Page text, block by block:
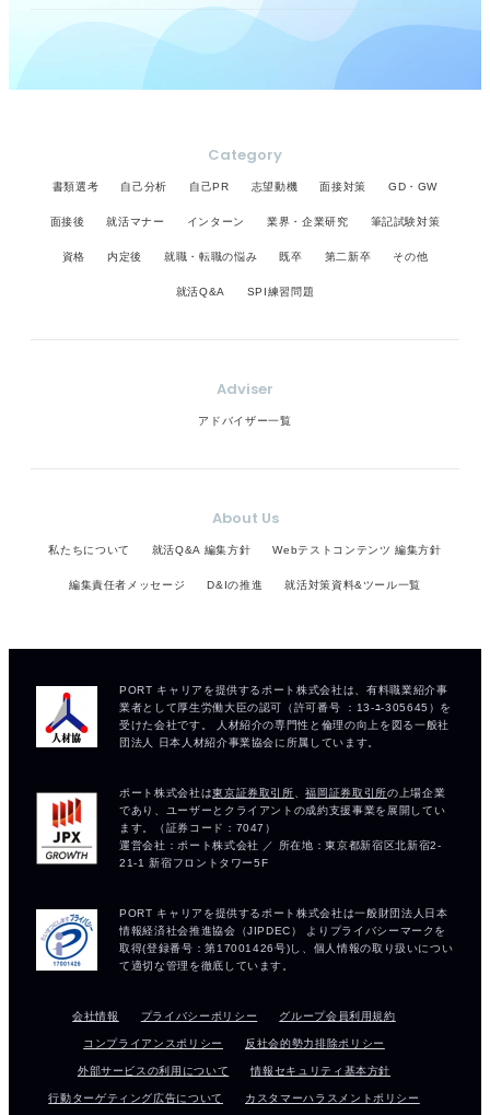
Category
書類選考 自己分析 自己PR 志望動機 面接対策 GD・GW
面接後 就活マナー インターン 業界・企業研究 筆記試験対策
資格 内定後 就職・転職の悩み 既卒 第二新卒 その他
就活Q&A SPI練習問題
Adviser
アドバイザー一覧
About Us
私たちについて 就活Q&A 編集方針 Webテストコンテンツ 編集方針
編集責任者メッセージ D&Iの推進 就活対策資料&ツール一覧
会社情報 プライバシーポリシー グループ会員利用規約
コンプライアンスポリシー 反社会的勢力排除ポリシー
外部サービスの利用について 情報セキュリティ基本方針
行動ターゲティング広告について カスタマーハラスメントポリシー